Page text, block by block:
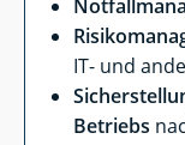
IT- und
Betriebs